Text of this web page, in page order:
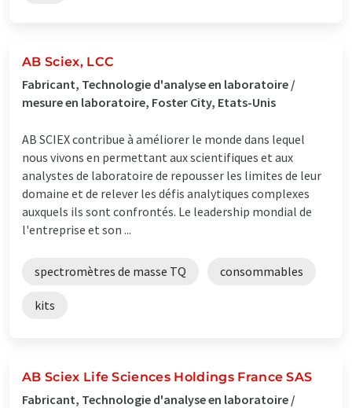
AB Sciex, LCC
Fabricant, Technologie d'analyse en laboratoire /
mesure en laboratoire, Foster City, Etats-Unis
AB SCIEX contribue à améliorer le monde dans lequel
nous vivons en permettant aux scientifiques et aux
analystes de laboratoire de repousser les limites de leur
domaine et de relever les défis analytiques complexes
auxquels ils sont confrontés. Le leadership mondial de
l'entreprise et son ...
spectromètres de masse TQ consommables
kits
AB Sciex Life Sciences Holdings France SAS
Fabricant, Technologie d'analyse en laboratoire /